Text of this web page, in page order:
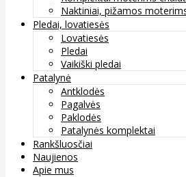
Naktiniai, pižamos
Pledai, lovatiesės
Lovatiesės
Pledai
Vaikiški pledai
Patalynė
Antklodės
Pagalvės
Paklodės
Patalynės komplektai
Rankšluosčiai
Naujienos
Apie mus